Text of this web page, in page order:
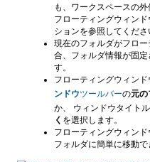
も、ワークスペースの
フローティングウィンド
ションを参照してくださ
現在のフォルダがフロ
合、フォルダ情報が固
す。
フローティングウィンド
ンドウツールバーの元の
か、 ウィンドウタイト
く を選択します。
フローティングウィン
フォルダに簡単に移動で